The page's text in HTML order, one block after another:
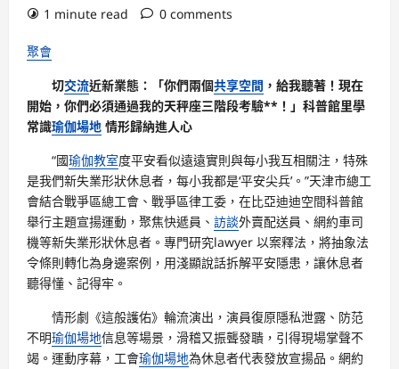
1 minute read
0 comments
聚會
切交流近新業態：「你們兩個共享空間 ，給我聽著！現在
開始，你們必須通過我的天秤座三階段考驗**！」科普館里學
常識瑜伽場地 情形歸納進人心
“國瑜伽教室度平安看似遠遠實則與每小我互相關注，特殊
是我們新失業形狀休息者，每小我都是‘平安尖兵’。”天津市總工
會結合戰爭區總工會、戰爭區律工委，在比亞迪迪空間科普館
舉行主題宣揚運動，聚焦快遞員、 訪談外賣配送員、網約車司
機等新失業形狀休息者。專門研究lawyer 以案釋法，將抽象法
令條則轉化為身邊案例，用淺顯說話拆解平安隱患，讓休息者
聽得懂、記得牢。
情形劇《這般護佑》輪流演出，演員復原隱私泄露、防范
不明瑜伽場地信息等場景，滑稽又振聾發聵，引得現場掌聲不
竭。運動序幕，工會瑜伽場地為休息者代表發放宣揚品。網約